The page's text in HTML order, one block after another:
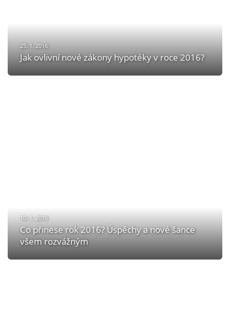
25. 1. 2016
Jak ovlivní nové zákony hypotéky v roce 2016?
10. 1. 2016
Co přinese rok 2016? Úspěchy a nové šance
všem rozvážným